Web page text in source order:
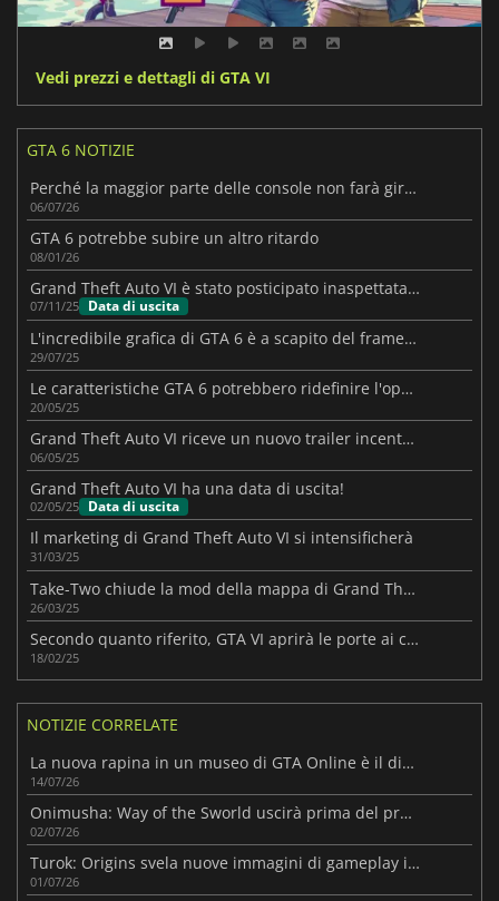
Vedi prezzi e dettagli di GTA VI
GTA 6 NOTIZIE
Perché la maggior parte delle console non farà girare GTA VI a 60 FPS
06/07/26
GTA 6 potrebbe subire un altro ritardo
08/01/26
Grand Theft Auto VI è stato posticipato inaspettatamente
07/11/25 Data di uscita
L'incredibile grafica di GTA 6 è a scapito del frame rate?
29/07/25
Le caratteristiche GTA 6 potrebbero ridefinire l'open-world
20/05/25
Grand Theft Auto VI riceve un nuovo trailer incentrato su Jason
06/05/25
Grand Theft Auto VI ha una data di uscita!
02/05/25 Data di uscita
Il marketing di Grand Theft Auto VI si intensificherà
31/03/25
Take-Two chiude la mod della mappa di Grand Theft Auto VI
26/03/25
Secondo quanto riferito, GTA VI aprirà le porte ai contenuti generati dall'utente
18/02/25
NOTIZIE CORRELATE
La nuova rapina in un museo di GTA Online è il diversivo perfetto in attesa di GTA 6
14/07/26
Onimusha: Way of the Sworld uscirà prima del previsto
02/07/26
Turok: Origins svela nuove immagini di gameplay in vista dell'uscita in autunno
01/07/26